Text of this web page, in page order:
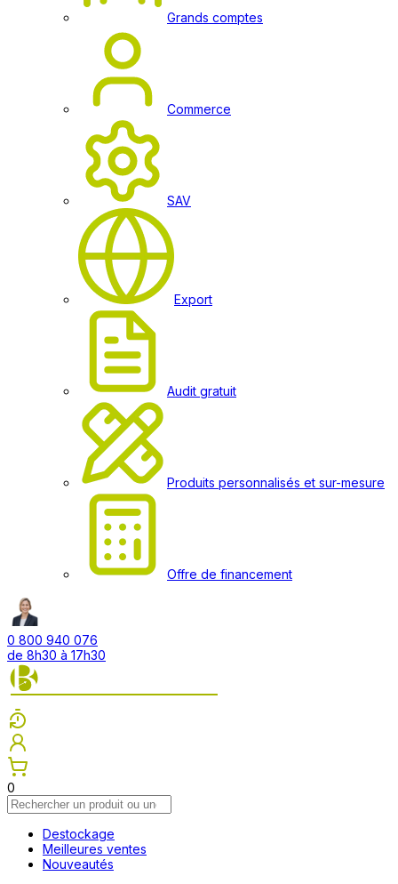
Grands comptes
Commerce
SAV
Export
Audit gratuit
Produits personnalisés et sur-mesure
Offre de financement
0 800 940 076
de 8h30 à 17h30
0
Destockage
Meilleures ventes
Nouveautés